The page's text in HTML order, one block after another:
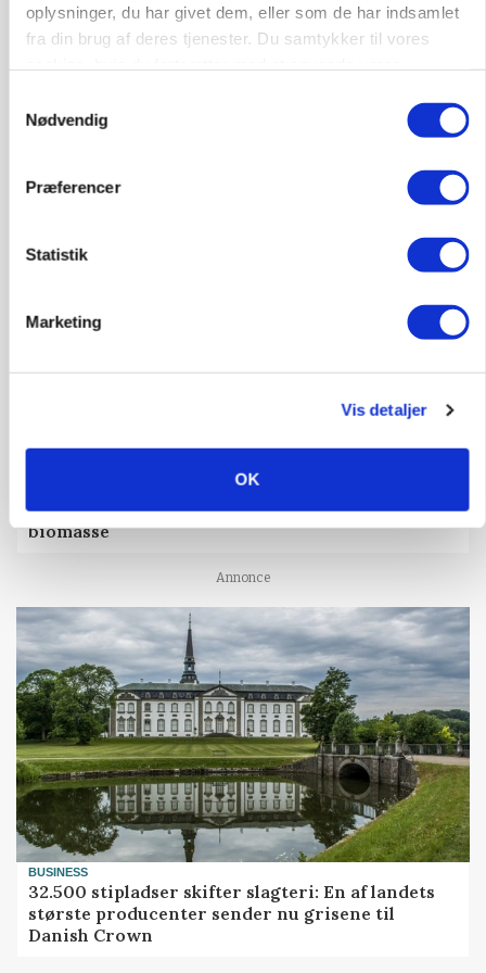
oplysninger, du har givet dem, eller som de har indsamlet
fra din brug af deres tjenester. Du samtykker til vores
Nødvendig
Præferencer
Statistik
Marketing
Vis detaljer
OK
Se flere nyheder her
Efter lån på 182 millioner: Sindal Biogas vil
fordoble produktionen og behandle 800.000 ton
biomasse
Annonce
BUSINESS
32.500 stipladser skifter slagteri: En af landets
største producenter sender nu grisene til
Danish Crown